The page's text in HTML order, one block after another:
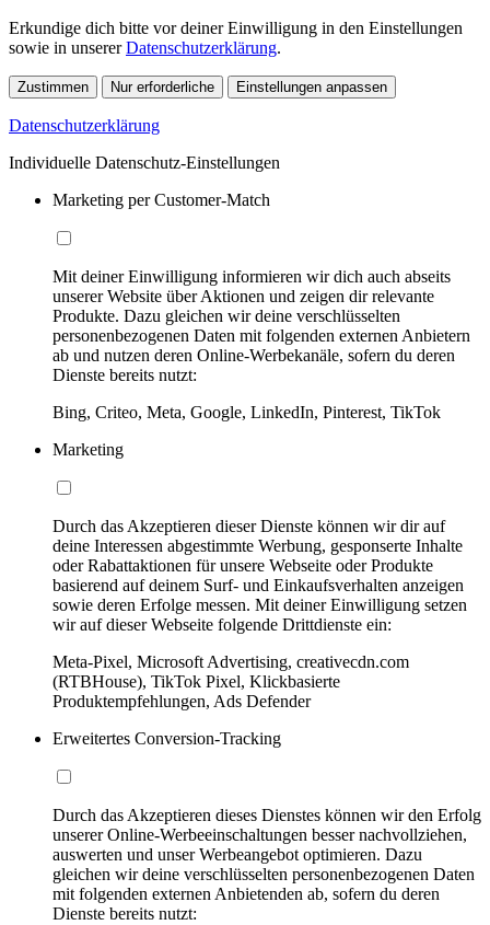
Erkundige dich bitte vor deiner Einwilligung in den Einstellungen
sowie in unsererDatenschutzerklärung.
Zustimmen Nur erforderliche Einstellungen anpassen
Datenschutzerklärung
Individuelle Datenschutz-Einstellungen
Marketing per Customer-Match
Mit deiner Einwilligung informieren wir dich auch abseits
unserer Website über Aktionen und zeigen dir relevante
Produkte. Dazu gleichen wir deine verschlüsselten
personenbezogenen Daten mit folgenden externen Anbietern
ab und nutzen deren Online-Werbekanäle, sofern du deren
Dienste bereits nutzt:
Bing, Criteo, Meta, Google, LinkedIn, Pinterest, TikTok
Marketing
Durch das Akzeptieren dieser Dienste können wir dir auf
deine Interessen abgestimmte Werbung, gesponserte Inhalte
oder Rabattaktionen für unsere Webseite oder Produkte
basierend auf deinem Surf- und Einkaufsverhalten anzeigen
sowie deren Erfolge messen. Mit deiner Einwilligung setzen
wir auf dieser Webseite folgende Drittdienste ein:
Meta-Pixel, Microsoft Advertising, creativecdn.com
(RTBHouse), TikTok Pixel, Klickbasierte
Produktempfehlungen, Ads Defender
Erweitertes Conversion-Tracking
Durch das Akzeptieren dieses Dienstes können wir den Erfolg
unserer Online-Werbeeinschaltungen besser nachvollziehen,
auswerten und unser Werbeangebot optimieren. Dazu
gleichen wir deine verschlüsselten personenbezogenen Daten
mit folgenden externen Anbietenden ab, sofern du deren
Dienste bereits nutzt: